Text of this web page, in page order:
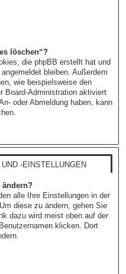
löschen“?
die phpBB erstellt hat und
bleiben. Außerdem
wie beispielsweise den
Board-Administration aktiviert
oder Abmeldung haben, kann
-EINSTELLUNGEN
ändern?
alle Ihre Einstellungen in der
diese zu ändern, gehen Sie
dazu wird meist oben auf der
klicken. Dort